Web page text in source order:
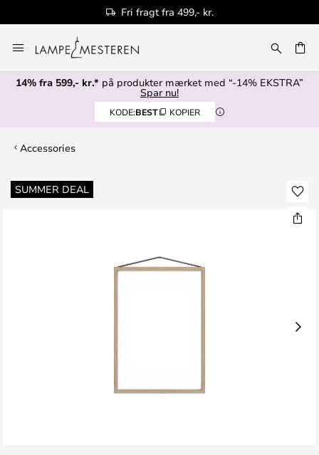
Fri fragt fra 499,- kr.
to
Content
14% fra 599,- kr.* på produkter mærket med “-14% EKSTRA”
Spar nu!
KODE:BEST KOPIER
Accessories
SUMMER DEAL
Gå
til